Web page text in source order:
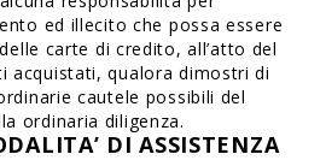
ed illecito che possa essere
carte di credito, all’atto del
acquistati, qualora dimostri di
cautele possibili del
ordinaria diligenza.
DI ASSISTENZA